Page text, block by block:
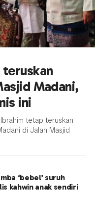
Madani,
ini
tetap teruskan
di Jalan Masjid
‘bebel’ suruh
kahwin anak sendiri